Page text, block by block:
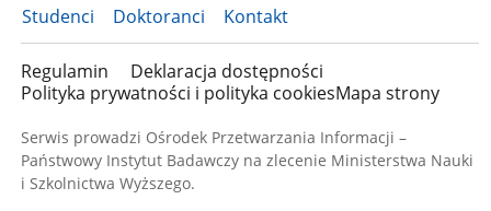
Studenci Doktoranci Kontakt
Regulamin
Deklaracja dostępności
Polityka prywatności i polityka cookiesMapa strony
Serwis prowadzi Ośrodek Przetwarzania Informacji –
Państwowy Instytut Badawczy na zlecenie Ministerstwa Nauki
i Szkolnictwa Wyższego.